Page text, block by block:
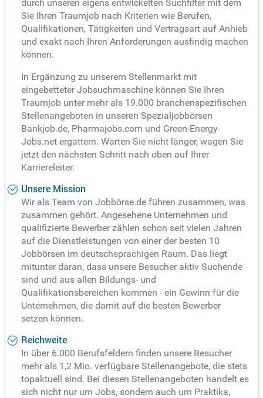
durch unseren eigens entwickelten Suchfilter mit dem
Sie Ihren Traumjob nach Kriterien wie Berufen,
Qualifikationen, Tätigkeiten und Vertragsart auf Anhieb
und exakt nach Ihren Anforderungen ausfindig machen
können.
In Ergänzung zu unserem Stellenmarkt mit
eingebetteter Jobsuchmaschine können Sie Ihren
Traumjob unter mehr als 19.000 branchenspezifischen
Stellenangeboten in unseren Spezialjobbörsen
Bankjob.de, Pharmajobs.com und Green-Energy-
Jobs.net ergattern. Warten Sie nicht länger, wagen Sie
jetzt den nächsten Schritt nach oben auf Ihrer
Karriereleiter.
Unsere Mission
Wir als Team von Jobbörse.de führen zusammen, was
zusammen gehört. Angesehene Unternehmen und
qualifizierte Bewerber zählen schon seit vielen Jahren
auf die Dienstleistungen von einer der besten 10
Jobbörsen im deutschsprachigen Raum. Das liegt
mitunter daran, dass unsere Besucher aktiv Suchende
sind und aus allen Bildungs- und
Qualifikationsbereichen kommen - ein Gewinn für die
Unternehmen, die damit auf die besten Bewerber
setzen können.
Reichweite
In über 6.000 Berufsfeldern finden unsere Besucher
mehr als 1,2 Mio. verfügbare Stellenangebote, die stets
topaktuell sind. Bei diesen Stellenangeboten handelt es
sich nicht nur um Jobs, sondern auch um Praktika,